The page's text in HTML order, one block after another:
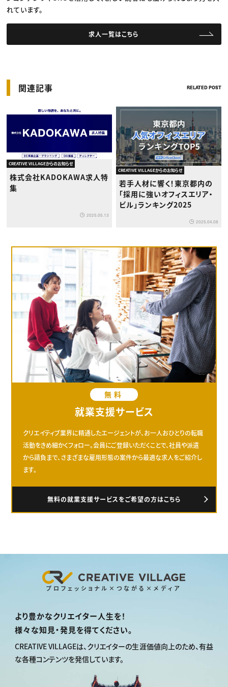
れています。
求人一覧はこちら
関連記事 RELATED POST
CREATIVE VILLAGEからのお知らせ
株式会社KADOKAWA求人特
集
2025.05.13
CREATIVE VILLAGEからのお知らせ
若手人材に響く！東京都内の
「採用に強いオフィスエリア・
ビル」ランキング2025
2025.04.08
無料
就業支援サービス
クリエイティブ業界に精通したエージェントが、お一人おひとりの転職
活動をきめ細かくフォロー。会員にご登録いただくことで、社員や派遣
から請負まで、さまざまな雇用形態の案件から最適な求人をご紹介し
ます。
無料の就業支援サービスをご希望の方はこちら
プロフェッショナル×つながる×メディア
より豊かなクリエイター人生を！
様々な知見・発見を得てください。
CREATIVE VILLAGEは、クリエイターの生涯価値向上のため、有益
な各種コンテンツを発信しています。